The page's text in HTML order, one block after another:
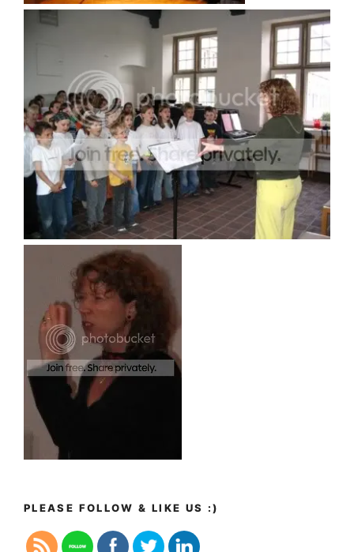
PLEASE FOLLOW & LIKE US :)